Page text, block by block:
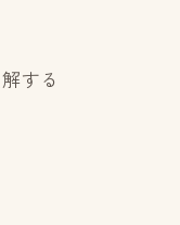
する